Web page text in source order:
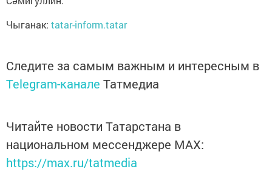
Чыганак: tatar-inform.tatar
Следите за самым важным и интересным в
Telegram-канале Татмедиа
Читайте новости Татарстана в
национальном мессенджере MАХ:
https://max.ru/tatmedia